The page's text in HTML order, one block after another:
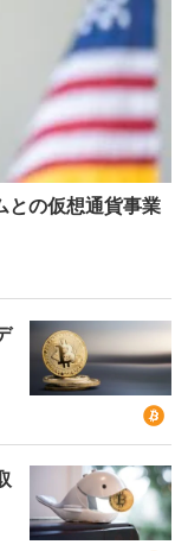
との仮想通貨事業